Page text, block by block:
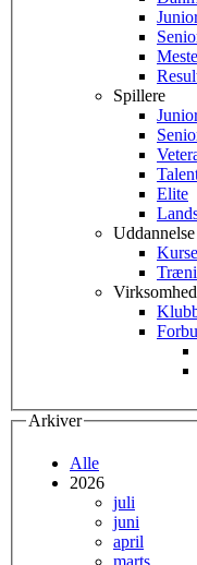
Spillere
Elite
Uddannelse
Virksomhed
Arkiver
Alle
2026
juli
juni
april